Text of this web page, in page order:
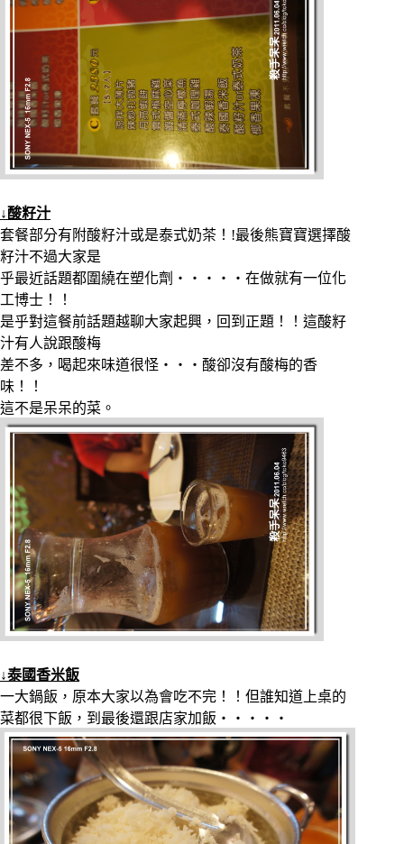
↓酸籽汁
套餐部分有附酸籽汁或是泰式奶茶！!最後熊寶寶選擇酸
籽汁不過大家是
乎最近話題都圍繞在塑化劑‧‧‧‧‧在做就有一位化
工博士！！
是乎對這餐前話題越聊大家起興，回到正題！！這酸籽
汁有人說跟酸梅
差不多，喝起來味道很怪‧‧‧酸卻沒有酸梅的香
味！！
這不是呆呆的菜。
↓泰國香米飯
一大鍋飯，原本大家以為會吃不完！！但誰知道上桌的
菜都很下飯，到最後還跟店家加飯‧‧‧‧‧